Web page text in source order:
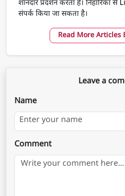
शानदार प्रदर्शन करता है। निहारिका से
संपर्क किया जा सकता है।
Read More Articles
Leave a
Name
Comment